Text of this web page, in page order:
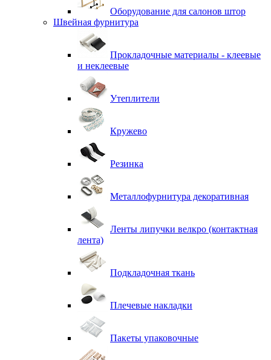
Оборудование для салонов штор
Швейная фурнитура
Прокладочные материалы - клеевые
и неклеевые
Утеплители
Кружево
Резинка
Металлофурнитура декоративная
Ленты липучки велкро (контактная
лента)
Подкладочная ткань
Плечевые накладки
Пакеты упаковочные